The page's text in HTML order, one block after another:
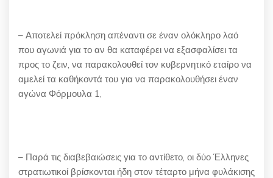
– Αποτελεί πρόκληση απέναντι σε έναν ολόκληρο λαό
που αγωνιά για το αν θα καταφέρει να εξασφαλίσει τα
προς το ζειν, να παρακολουθεί τον κυβερνητικό εταίρο να
αμελεί τα καθήκοντά του για να παρακολουθήσει έναν
αγώνα Φόρμουλα 1,
– Παρά τις διαβεβαιώσεις για το αντίθετο, οι δύο Έλληνες
στρατιωτικοί βρίσκονται ήδη στον τέταρτο μήνα φυλάκισης